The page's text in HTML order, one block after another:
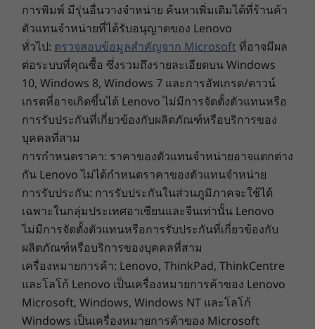
ความสามารถในการควบคุมแบบคู่
Yoga AIO 7 แบบออลอินวันสามารถใช้งานร่วมกับ
อุปกรณ์โปรดอื่นๆ เช่น แล็ปท็อปและโทรศัพท์ของ
คุณ เชื่อมต่อโน้ตบุ๊กของคุณเข้ากับพอร์ต USB-C
ของ AIO 7 ที่ทำงานได้เต็มรูปแบบ เพื่อเข้าถึงเสียงที่
ดังยิ่งขึ้น ภาพที่สวยขึ้น และการควบคุมแบบคู่ด้วย
คีย์บอร์ดและเมาส์เพียงตัวเดียว ทั้งหมดนี้ทำได้ใน
ขณะที่ชาร์จแล็ปท็อปของคุณไปด้วย เชื่อมต่อ
โทรศัพท์ของคุณกับจอแสดงผลผ่านการแคสต์แบบ
ไร้สาย และเรียกดูแอปโซเชียลมีเดียที่คุณชื่นชอบบน
หน้าจอขนาดใหญ่
การชาร์จไฟ DC
LAN ขาเข้า
สูงสุด:
USB-C 2.0
ความเร็วในการถ่ายโอนของพอร์ต USB เป็นค่าโดยประมาณและขึ้นอยู่กับหลายปัจจัย เช่น ความ
สามารถในการประมวลผลของอุปกรณ์โฮสต์/อุปกรณ์ต่อพ่วง คุณลักษณะของไฟล์ การกำหนดค่า
ระบบ และสภาพแวดล้อมของระบบปฏิบัติการ ทั้งนี้ ความเร็วในการใช้งานจริงจะแตกต่างกันไป
และอาจน้อยกว่าที่คาดไว้
สิ่งที่อยู่ในกล่อง
Yoga AIO 7 (AMD 27 นิ้ว)
อะแดปเตอร์ AC 300W
คู่มือเริ่มต้นใช้งานอย่างย่อ
ซอฟต์แวร์ที่มาพร้อมเครื่อง
Lenovo Vantage
Microsoft Office 365 รุ่นทดลองใช้
Amazon Alexa*
*สหรัฐอเมริกา สหราชอาณาจักร และเยอรมนีเท่านั้น
การพิมพ์ มีรุ่นอื่นวางจำหน่าย ค้นหาเพิ่มเติมได้ที่ร้านค้า
ตัวแทนจำหน่ายที่ได้รับอนุญาตของ Lenovo
ทั่วไป: ตรวจสอบข้อมูลสำคัญจาก Microsoftที่อาจมีผล
ต่อระบบที่คุณซื้อ ซึ่งรวมถึงรายละเอียดบน Windows
10, Windows 8, Windows 7 และการอัพเกรด/ดาวน์
เกรดที่อาจเกิดขึ้นได้ Lenovo ไม่มีการจัดตั้งตัวแทนหรือ
การรับประกันที่เกี่ยวข้องกับผลิตภัณฑ์หรือบริการของ
บุคคลที่สาม
การกำหนดราคา: ราคาของตัวแทนจำหน่ายอาจแตกต่าง
กัน Lenovo ไม่ได้กำหนดราคาของตัวแทนจำหน่าย
การรับประกัน: การรับประกันในส่วนภูมิภาคจะใช้ได้
เฉพาะในกลุ่มประเทศอาเซียนและจีนเท่านั้น Lenovo
ไม่มีการจัดตั้งตัวแทนหรือการรับประกันที่เกี่ยวข้องกับ
ผลิตภัณฑ์หรือบริการของบุคคลที่สาม
เครื่องหมายการค้า: Lenovo, ThinkPad, ThinkCentre
และโลโก้ Lenovo เป็นเครื่องหมายการค้าของ Lenovo
Microsoft, Windows, Windows NT และโลโก้
Windows เป็นเครื่องหมายการค้าของ Microsoft